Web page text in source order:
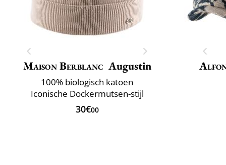
Maison Berblanc Augustin
100% biologisch katoen
Iconische Dockermutsen-stijl
30€00